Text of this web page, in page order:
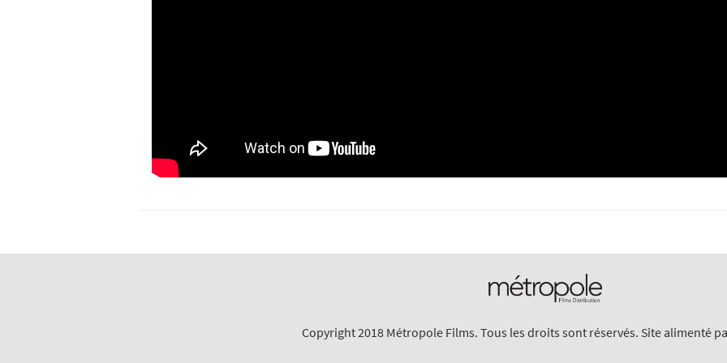
Copyright 2018 Métropole Films. Tous les droits sont réservés. Site alimenté